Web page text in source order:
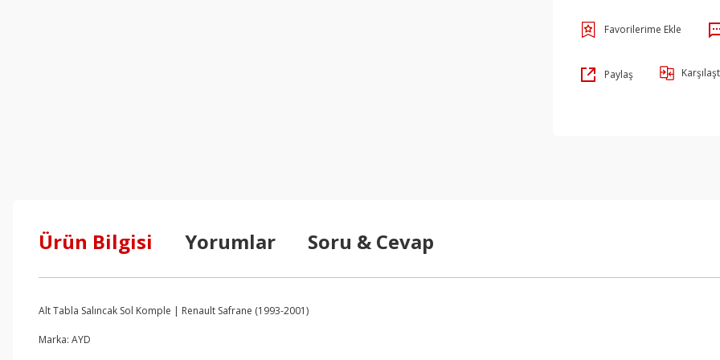
Paylaş
Ürün Bilgisi Yorumlar Soru & Cevap
Alt Tabla Salıncak Sol Komple | Renault Safrane (1993-2001)
Marka: AYD